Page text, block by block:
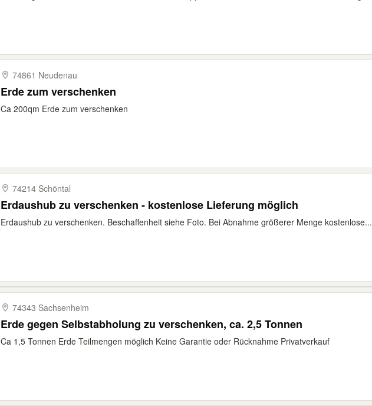
74861 Neudenau
Erde zum verschenken
Ca 200qm Erde zum verschenken
74214 Schöntal
Erdaushub zu verschenken - kostenlose Lieferung möglich
Erdaushub zu verschenken. Beschaffenheit siehe Foto. Bei Abnahme größerer Menge kostenlose...
74343 Sachsenheim
Erde gegen Selbstabholung zu verschenken, ca. 2,5 Tonnen
Ca 1,5 Tonnen Erde Teilmengen möglich Keine Garantie oder Rücknahme Privatverkauf